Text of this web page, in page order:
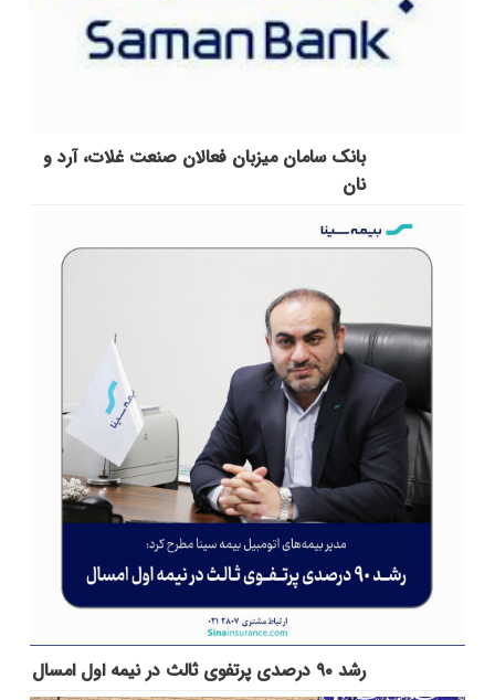
بانک سامان میزبان فعالان صنعت غلات، آرد و
نان
رشد ۹۰ درصدی پرتفوی ثالث در نیمه اول امسال